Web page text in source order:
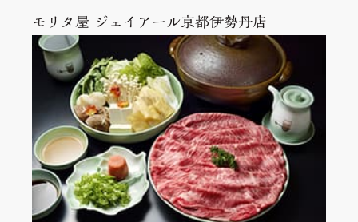
モリタ屋 ジェイアール京都伊勢丹店